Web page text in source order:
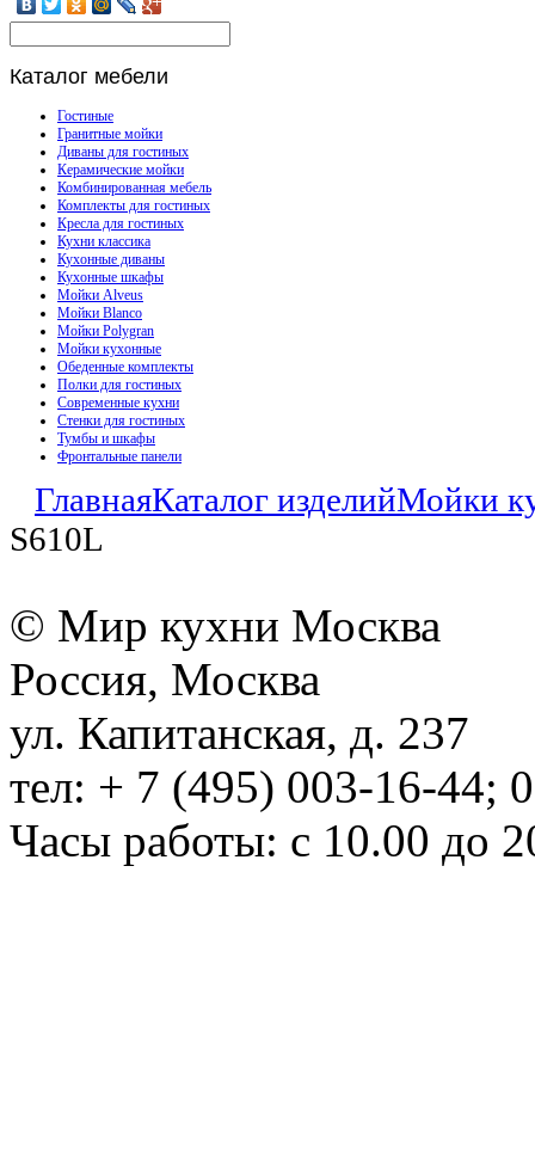
Каталог мебели
Гостиные
Гранитные мойки
Диваны для гостиных
Керамические мойки
Комбинированная мебель
Комплекты для гостиных
Кресла для гостиных
Кухни классика
Кухонные диваны
Кухонные шкафы
Мойки Alveus
Мойки Blanco
Мойки Polygran
Мойки кухонные
Обеденные комплекты
Полки для гостиных
Современные кухни
Стенки для гостиных
Тумбы и шкафы
Фронтальные панели
ГлавнаяКаталог изделийМойки
S610L
© Мир кухни Москва
Россия, Москва
ул. Капитанская, д. 237
тел: + 7 (495) 003-16-44;
Часы работы: с 10.00 до